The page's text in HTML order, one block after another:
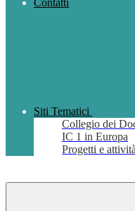
Contatti
Siti Tematici
Collegio dei
IC 1 in Europa
Progetti e